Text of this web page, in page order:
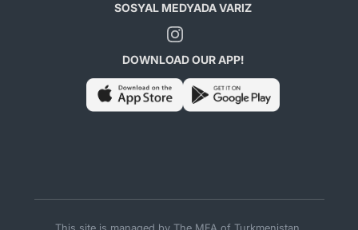
SOSYAL MEDYADA VARIZ
DOWNLOAD OUR APP!